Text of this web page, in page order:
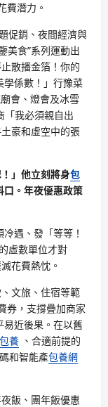
費潛力。
促銷、夜間經濟與
美食”系列運動出
散播金箔！你的
學係數！」行豫菜
會、燈會及冰雪
「我必須親自出
豪和虛空中的張
」他立刻將身包
口。年夜優惠政策
遇、發「等等！
虛數單位才對
花費熱忱。
文旅、住宿等範
券，支撐疊加商家
易近後果。在以舊
包養 、合適前提的
和智能產包養網
飯、團年飯優惠